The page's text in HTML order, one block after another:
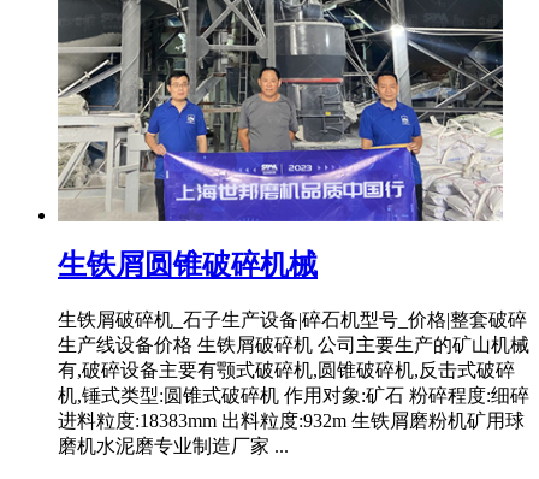
生铁屑圆锥破碎机械
生铁屑破碎机_石子生产设备|碎石机型号_价格|整套破碎
生产线设备价格 生铁屑破碎机 公司主要生产的矿山机械
有,破碎设备主要有颚式破碎机,圆锥破碎机,反击式破碎
机,锤式类型:圆锥式破碎机 作用对象:矿石 粉碎程度:细碎
进料粒度:18383mm 出料粒度:932m 生铁屑磨粉机矿用球
磨机水泥磨专业制造厂家 ...